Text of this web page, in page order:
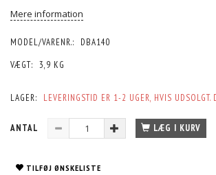
Mere information
MODEL/VARENR.:
DBA140
VÆGT: 3,9 KG
LAGER: LEVERINGSTID ER 1-2 UGER, HVIS UDSOLGT.
ANTAL LÆG I KURV
TILFØJ ØNSKELISTE